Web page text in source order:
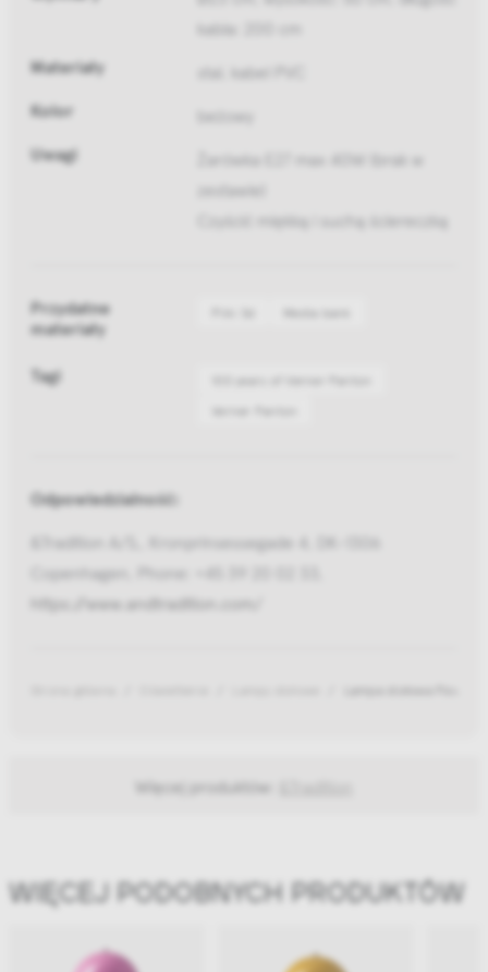
kabla: 200 cm
Materiały stal, kabel PVC
Kolor beżowy
Uwagi
Żarówka E27 max 40W (brak w
zestawie)
Czyścić miękką i suchą ściereczką
Przydatne
materiały
Media bank
Tagi
Odpowiedzialność:
&Tradition A/S,, Kronprinsessegade 4, DK-1306
Copenhagen, Phone: +45 39 20 02 33,
https://www.andtradition.com/
Więcej produktów:
WIĘCEJ PODOBNYCH PRODUKTÓW